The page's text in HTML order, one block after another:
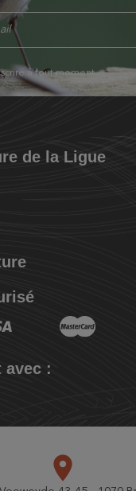
à tout moment.
de la Ligue
avec :
place